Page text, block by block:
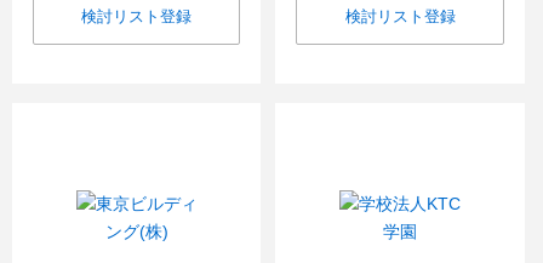
検討リスト登録 検討リスト登録